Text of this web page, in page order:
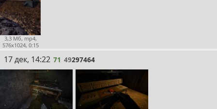
3,3 Мб, mp4,
576x1024, 0:15
71
17 дек, 14:22 71 49297464